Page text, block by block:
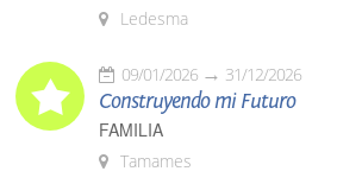
Ledesma
09/01/2026 31/12/2026
Construyendo mi Futuro
FAMILIA
Tamames